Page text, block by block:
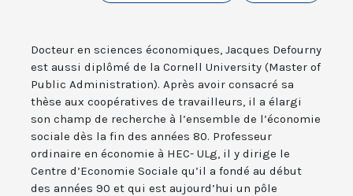
Docteur en sciences économiques, Jacques Defourny
est aussi diplômé de la Cornell University (Master of
Public Administration). Après avoir consacré sa
thèse aux coopératives de travailleurs, il a élargi
son champ de recherche à l’ensemble de l’économie
sociale dès la fin des années 80. Professeur
ordinaire en économie à HEC- ULg, il y dirige le
Centre d’Economie Sociale qu’il a fondé au début
des années 90 et qui est aujourd’hui un pôle